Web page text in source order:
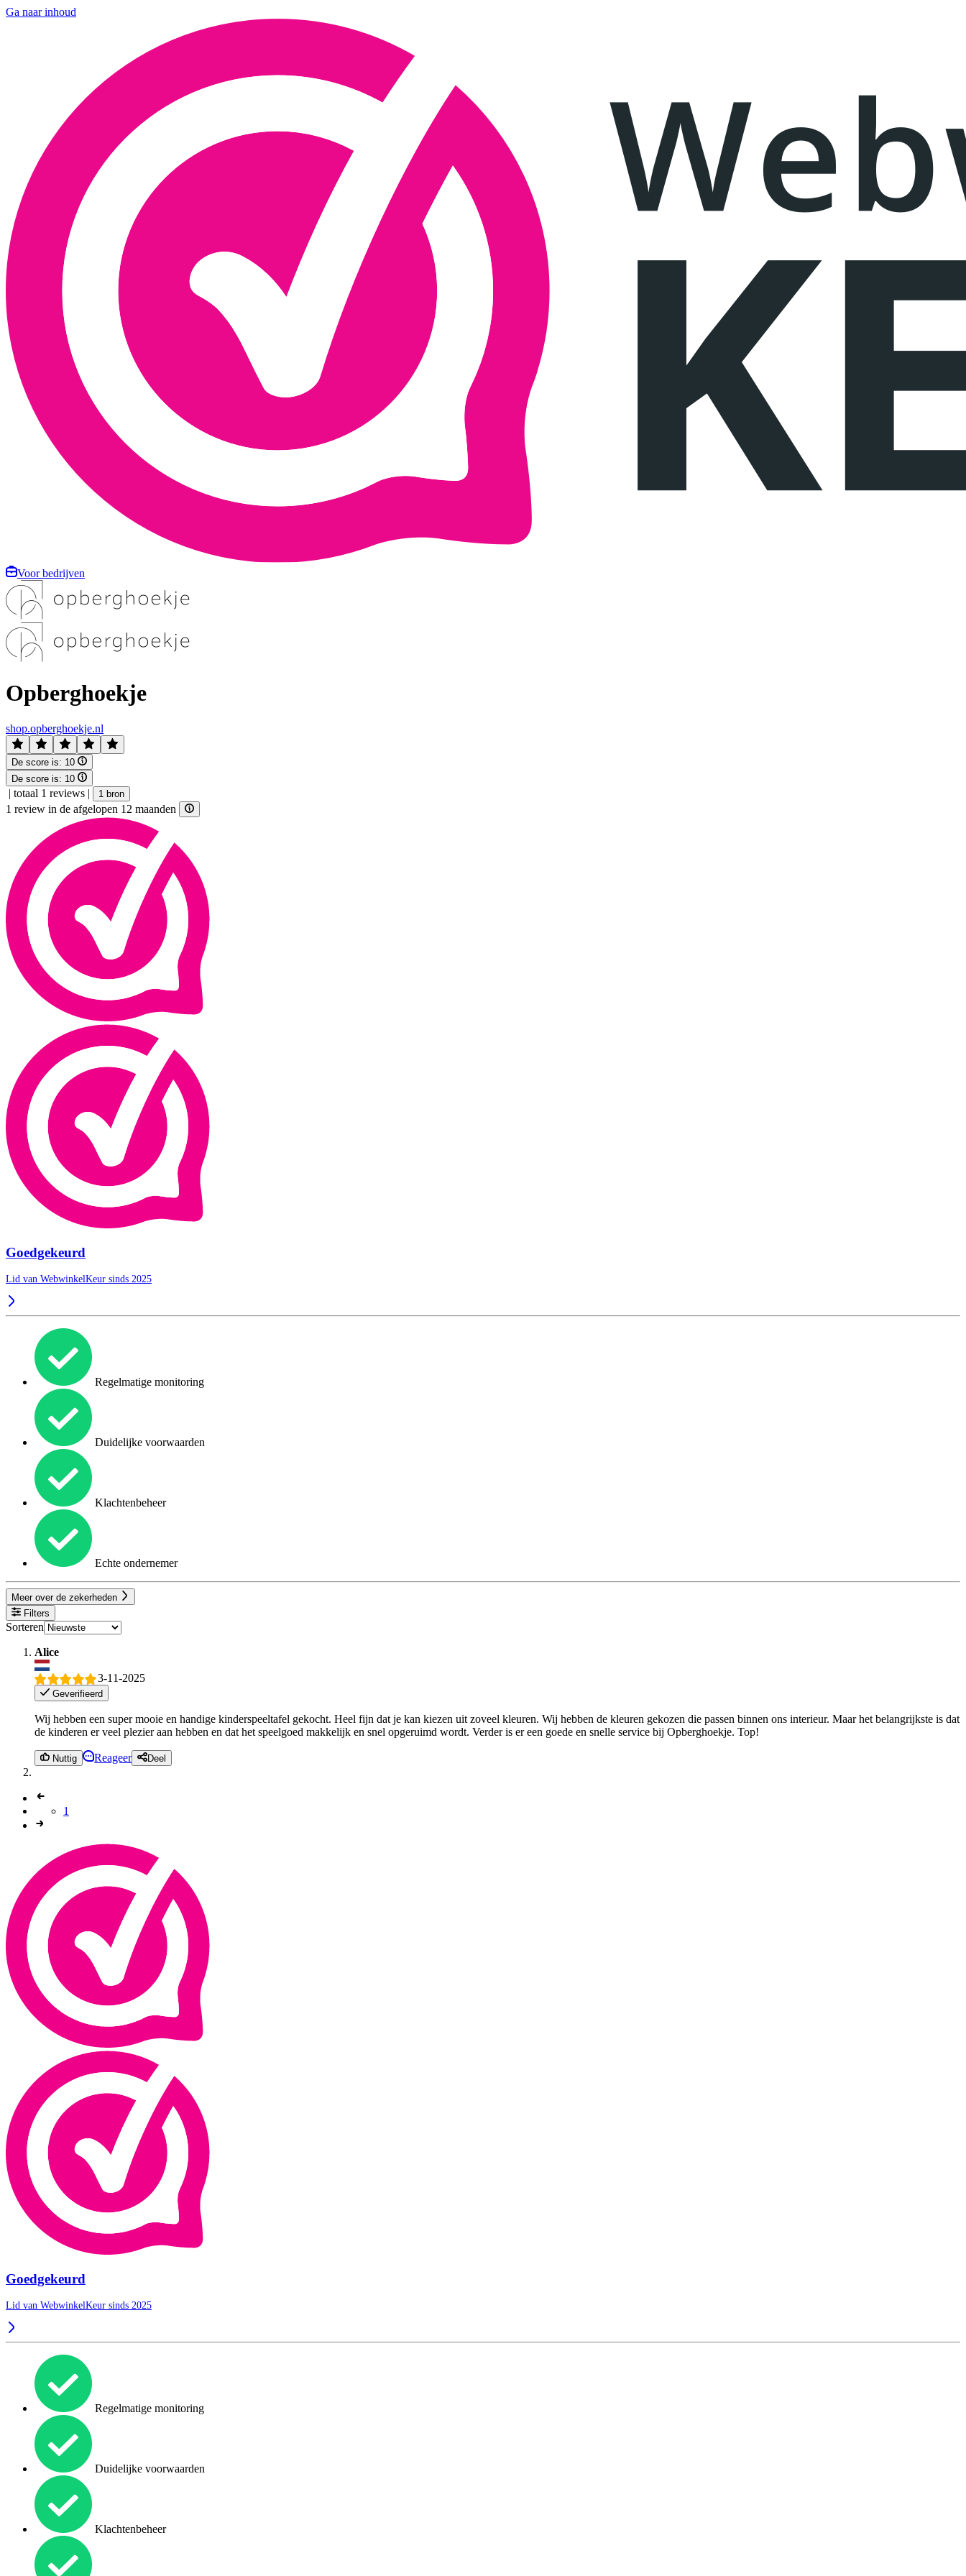
Ga naar inhoud
Voor bedrijven
Opberghoekje
shop.opberghoekje.nl
De score is: 10
De score is: 10
| totaal 1 reviews | 1 bron
1 review in de afgelopen 12 maanden
Goedgekeurd
Lid van WebwinkelKeur sinds 2025
Regelmatige monitoring
Duidelijke voorwaarden
Klachtenbeheer
Echte ondernemer
Meer over de zekerheden
Filters
Sorteren
Alice
3-11-2025
Geverifieerd
Wij hebben een super mooie en handige kinderspeeltafel gekocht. Heel fijn dat je kan kiezen uit zoveel kleuren. Wij hebben de kleuren gekozen die passen binnen ons interieur. Maar het belangrijkste is dat
de kinderen er veel plezier aan hebben en dat het speelgoed makkelijk en snel opgeruimd wordt. Verder is er een goede en snelle service bij Opberghoekje. Top!
Nuttig Reageer Deel
1
Goedgekeurd
Lid van WebwinkelKeur sinds 2025
Regelmatige monitoring
Duidelijke voorwaarden
Klachtenbeheer